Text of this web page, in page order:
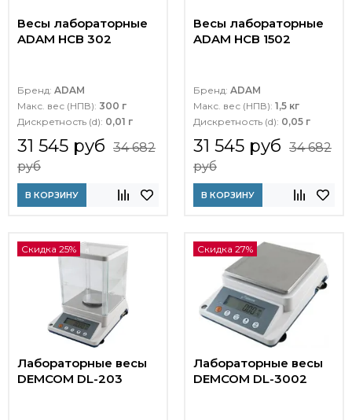
Весы лабораторные
ADAM HCB 302
Бренд: ADAM
Макс. вес (НПВ): 300 г
Дискретность (d): 0,01 г
31 545 руб 34 682
руб
В КОРЗИНУ
Весы лабораторные
ADAM HCB 1502
Бренд: ADAM
Макс. вес (НПВ): 1,5 кг
Дискретность (d): 0,05 г
31 545 руб 34 682
руб
В КОРЗИНУ
Скидка 25%
Лабораторные весы
DEMCOM DL-203
Скидка 27%
Лабораторные весы
DEMCOM DL-3002